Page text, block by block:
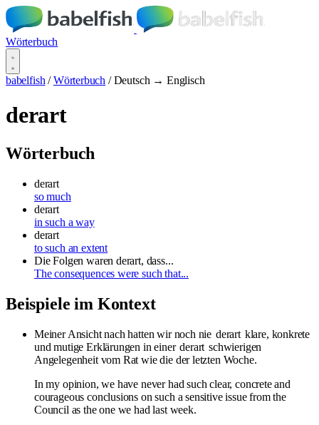
Wörterbuch
babelfish / Wörterbuch / Deutsch → Englisch
derart
Wörterbuch
derart
so much
derart
in such a way
derart
to such an extent
Die Folgen waren derart, dass...
The consequences were such that...
Beispiele im Kontext
Meiner Ansicht nach hatten wir noch nie derart klare, konkrete
und mutige Erklärungen in einer derart schwierigen
Angelegenheit vom Rat wie die der letzten Woche.
In my opinion, we have never had such clear, concrete and
courageous conclusions on such a sensitive issue from the
Council as the one we had last week.